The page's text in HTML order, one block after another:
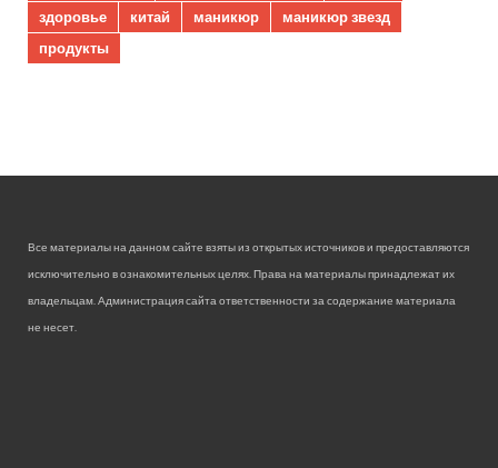
здоровье
китай маникюр
маникюр звезд
продукты
Все материалы на данном сайте взяты из открытых источников и предоставляются
исключительно в ознакомительных целях. Права на материалы принадлежат их
владельцам. Администрация сайта ответственности за содержание материала
не несет.